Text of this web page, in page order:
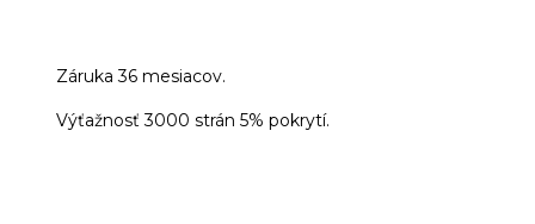
Záruka 36 mesiacov.
Výťažnosť 3000 strán 5% pokrytí.